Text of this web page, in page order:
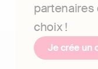
partenaires
choix !
Je crée un